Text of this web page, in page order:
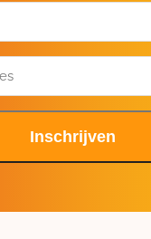
(Vereist)
Inschrijven